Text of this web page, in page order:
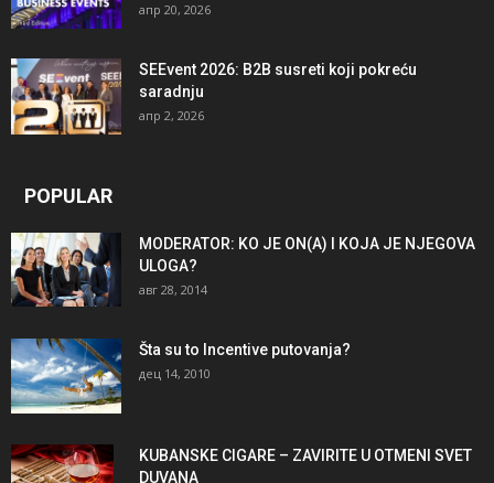
апр 20, 2026
SEEvent 2026: B2B susreti koji pokreću
saradnju
апр 2, 2026
POPULAR
MODERATOR: KO JE ON(A) I KOJA JE NJEGOVA
ULOGA?
авг 28, 2014
Šta su to Incentive putovanja?
дец 14, 2010
KUBANSKE CIGARE – ZAVIRITE U OTMENI SVET
DUVANA